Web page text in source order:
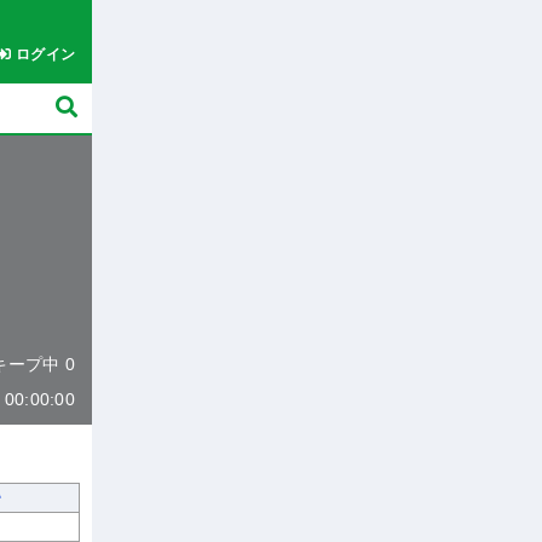
ログイン
ープ中 0
00:00:00